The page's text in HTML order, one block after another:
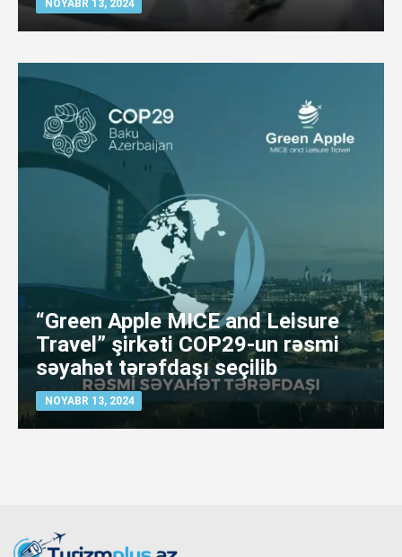
NOYABR 13, 2024
“Green Apple MICE and Leisure
Travel” şirkəti COP29-un rəsmi
səyahət tərəfdaşı seçilib
NOYABR 13, 2024